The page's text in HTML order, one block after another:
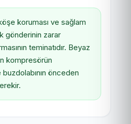
koruması ve sağlam
gönderinin zarar
teminatıdır. Beyaz
kompresörün
önceden